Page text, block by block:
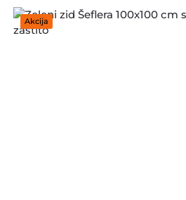
Akcija